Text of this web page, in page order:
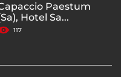
Paestum
Hotel Sa...
117